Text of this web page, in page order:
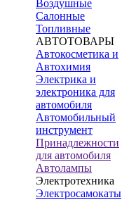
Воздушные
Салонные
Топливные
АВТОТОВАРЫ
Автокосметика и
Автохимия
Электрика и
электроника для
автомобиля
Автомобильный
инструмент
Принадлежности
для автомобиля
Автолампы
Электротехника
Электросамокаты